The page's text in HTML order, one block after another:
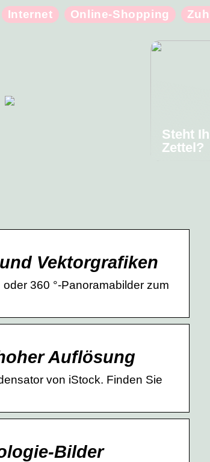
Internet Online-Shopping
Steht
Zettel?
Vektorgrafiken
360 °-Panoramabilder zum
Auflösung
von iStock. Finden Sie
Bilder